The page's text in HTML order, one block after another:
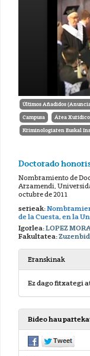
Últimos Añadidos
Campusa Área
Kriminologiaren Euskal
Doctorado
Nombramiento de
Arzamendi,
octubre de 2011
serieak:
de la Cuesta, en la
Igorlea:LOPEZ
Fakultatea:
Eranskinak
Ez dago fitxategi
Bideo hau